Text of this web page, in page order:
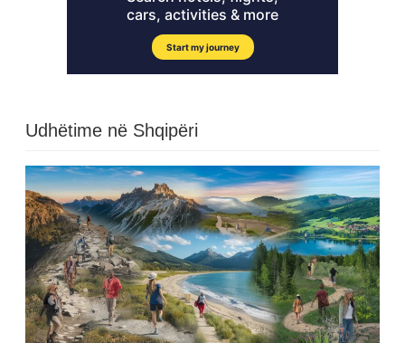
Udhëtime në Shqipëri